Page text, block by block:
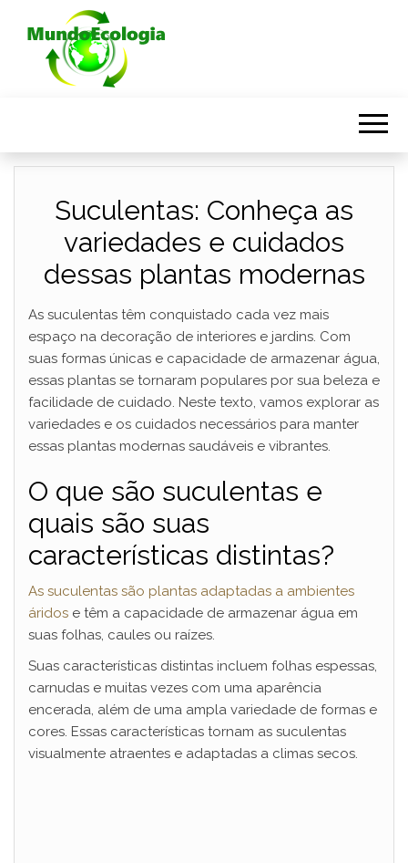
Suculentas: Conheça as
variedades e cuidados
dessas plantas modernas
As suculentas têm conquistado cada vez mais
espaço na decoração de interiores e jardins. Com
suas formas únicas e capacidade de armazenar água,
essas plantas se tornaram populares por sua beleza e
facilidade de cuidado. Neste texto, vamos explorar as
variedades e os cuidados necessários para manter
essas plantas modernas saudáveis e vibrantes.
O que são suculentas e
quais são suas
características distintas?
As suculentas são plantas adaptadas a ambientes
áridos e têm a capacidade de armazenar água em
suas folhas, caules ou raízes.
Suas características distintas incluem folhas espessas,
carnudas e muitas vezes com uma aparência
encerada, além de uma ampla variedade de formas e
cores. Essas características tornam as suculentas
visualmente atraentes e adaptadas a climas secos.